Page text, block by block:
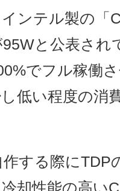
ンテル製の「
と公表され
でフル稼働
低い程度の消
する際にTDP
却性能の高い